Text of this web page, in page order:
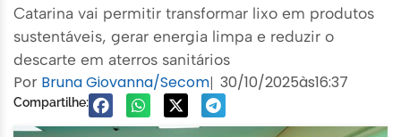
Catarina vai permitir transformar lixo em produtos
sustentáveis, gerar energia limpa e reduzir o
descarte em aterros sanitários
Por Bruna Giovanna/Secom| 30/10/2025às16:37
Compartilhe: